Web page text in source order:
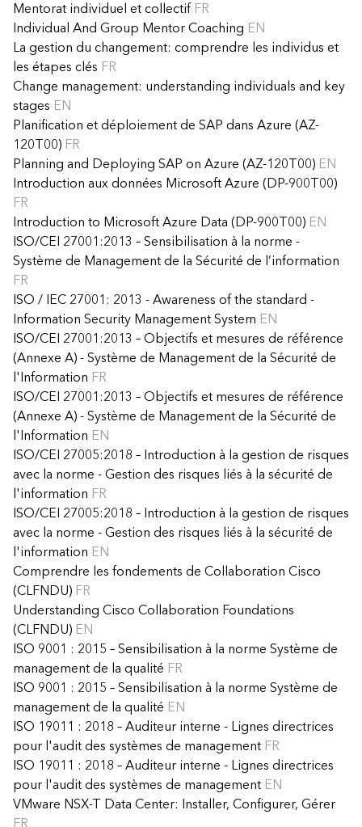
Mentorat individuel et collectif FR
Individual And Group Mentor Coaching EN
La gestion du changement: comprendre les individus et
les étapes clés FR
Change management: understanding individuals and key
stages EN
Planification et déploiement de SAP dans Azure (AZ-
120T00) FR
Planning and Deploying SAP on Azure (AZ-120T00) EN
Introduction aux données Microsoft Azure (DP-900T00)
FR
Introduction to Microsoft Azure Data (DP-900T00) EN
ISO/CEI 27001:2013 – Sensibilisation à la norme -
Système de Management de la Sécurité de l’information
FR
ISO / IEC 27001: 2013 - Awareness of the standard -
Information Security Management System EN
ISO/CEI 27001:2013 – Objectifs et mesures de référence
(Annexe A) - Système de Management de la Sécurité de
l'Information FR
ISO/CEI 27001:2013 – Objectifs et mesures de référence
(Annexe A) - Système de Management de la Sécurité de
l'Information EN
ISO/CEI 27005:2018 – Introduction à la gestion de risques
avec la norme - Gestion des risques liés à la sécurité de
l'information FR
ISO/CEI 27005:2018 – Introduction à la gestion de risques
avec la norme - Gestion des risques liés à la sécurité de
l'information EN
Comprendre les fondements de Collaboration Cisco
(CLFNDU) FR
Understanding Cisco Collaboration Foundations
(CLFNDU) EN
ISO 9001 : 2015 – Sensibilisation à la norme Système de
management de la qualité FR
ISO 9001 : 2015 – Sensibilisation à la norme Système de
management de la qualité EN
ISO 19011 : 2018 – Auditeur interne - Lignes directrices
pour l'audit des systèmes de management FR
ISO 19011 : 2018 – Auditeur interne - Lignes directrices
pour l'audit des systèmes de management EN
VMware NSX-T Data Center: Installer, Configurer, Gérer
FR